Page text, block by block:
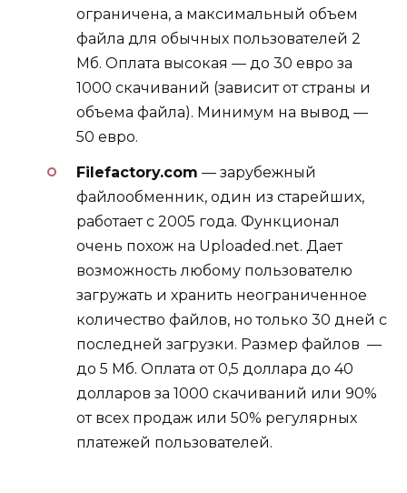
ограничена, а максимальный объем
файла для обычных пользователей 2
Мб. Оплата высокая — до 30 евро за
1000 скачиваний (зависит от страны и
объема файла). Минимум на вывод —
50 евро.
Filefactory.com — зарубежный
файлообменник, один из старейших,
работает с 2005 года. Функционал
очень похож на Uploaded.net. Дает
возможность любому пользователю
загружать и хранить неограниченное
количество файлов, но только 30 дней с
последней загрузки. Размер файлов —
до 5 Мб. Оплата от 0,5 доллара до 40
долларов за 1000 скачиваний или 90%
от всех продаж или 50% регулярных
платежей пользователей.